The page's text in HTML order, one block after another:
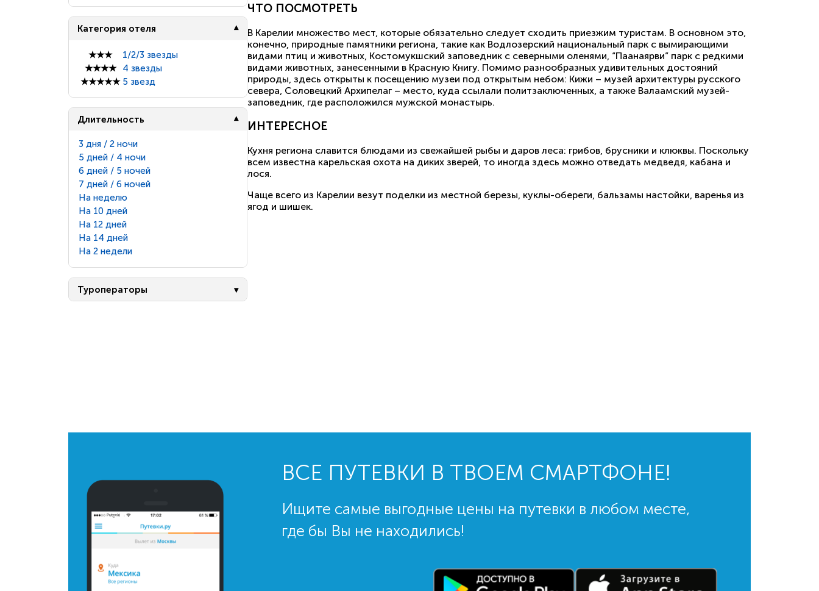
Категория отеля
★★★
1/2/3 звезды
★★★★
4 звезды
★★★★★ 5 звезд
Длительность
3 дня / 2 ночи
5 дней / 4 ночи
6 дней / 5 ночей
7 дней / 6 ночей
На неделю
На 10 дней
На 12 дней
На 14 дней
На 2 недели
Туроператоры
ЧТО ПОСМОТРЕТЬ
В Карелии множество мест, которые обязательно следует сходить приезжим туристам. В основном это,
конечно, природные памятники региона, такие как Водлозерский национальный парк с вымирающими
видами птиц и животных, Костомукшский заповедник с северными оленями, “Паанаярви” парк с редкими
видами животных, занесенными в Красную Книгу. Помимо разнообразных удивительных достояний
природы, здесь открыты к посещению музеи под открытым небом: Кижи – музей архитектуры русского
севера, Соловецкий Архипелаг – место, куда ссылали политзаключенных, а также Валаамский музей-
заповедник, где расположился мужской монастырь.
ИНТЕРЕСНОЕ
Кухня региона славится блюдами из свежайшей рыбы и даров леса: грибов, брусники и клюквы. Поскольку
всем известна карельская охота на диких зверей, то иногда здесь можно отведать медведя, кабана и
лося.
Чаще всего из Карелии везут поделки из местной березы, куклы-обереги, бальзамы настойки, варенья из
ягод и шишек.
ВСЕ ПУТЕВКИ В ТВОЕМ СМАРТФОНЕ!
Ищите самые выгодные цены на путевки в любом месте,
где бы Вы не находились!